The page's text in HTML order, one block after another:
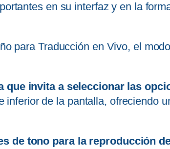
en su interfaz y en la
para Traducción en Vivo, el
invita a seleccionar las
de la pantalla, ofreciendo
de tono para la reproducción